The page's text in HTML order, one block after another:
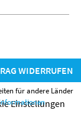
WIDERRUFEN
Einstellungen
für andere Länder